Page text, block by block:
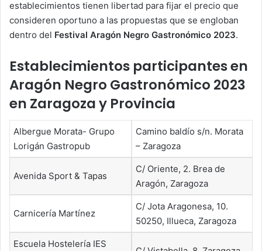
establecimientos tienen libertad para fijar el precio que
consideren oportuno a las propuestas que se engloban
dentro del Festival Aragón Negro Gastronómico 2023.
Establecimientos participantes en
Aragón Negro Gastronómico 2023
en Zaragoza y Provincia
Albergue Morata- Grupo
Lorigán Gastropub
Camino baldío s/n. Morata
– Zaragoza
Avenida Sport & Tapas
C/ Oriente, 2. Brea de
Aragón, Zaragoza
Carnicería Martínez
C/ Jota Aragonesa, 10.
50250, Illueca, Zaragoza
Escuela Hostelería IES